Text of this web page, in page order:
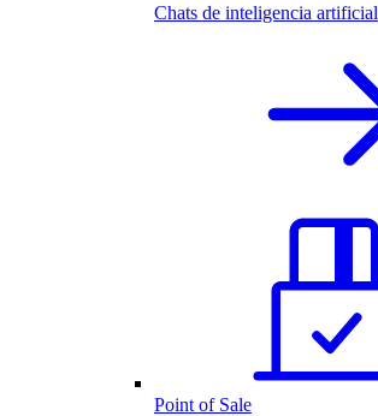
Chats de inteligencia artificial
Point of Sale